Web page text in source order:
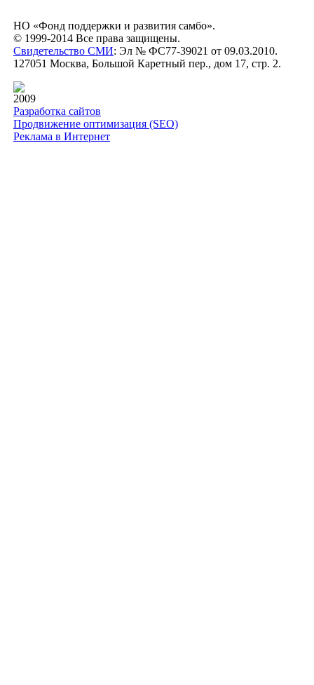
НО «Фонд поддержки и развития самбо».
© 1999-2014 Все права защищены.
Свидетельство СМИ: Эл № ФС77-39021 от 09.03.2010.
127051 Москва, Большой Каретный пер., дом 17, стр. 2.
2009
Разработка сайтов
Продвижение оптимизация (SEO)
Реклама в Интернет